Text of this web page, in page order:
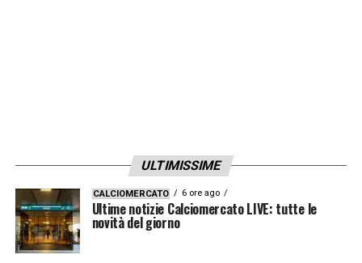
ULTIMISSIME
CALCIOMERCATO 6 ore ago
Ultime notizie Calciomercato LIVE: tutte le
novità del giorno